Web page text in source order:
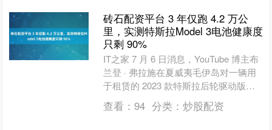
砖石配资平台 3 年仅跑 4.2 万公
里，实测特斯拉Model 3电池健康度
只剩 90%
IT之家 7 月 6 日消息，YouTube 博主布
兰登 · 弗拉施在夏威夷毛伊岛对一辆用
于租赁的 2023 款特斯拉后轮驱动版
Model 3 做了电池健康检....
查看： 94 分类： 炒股配资